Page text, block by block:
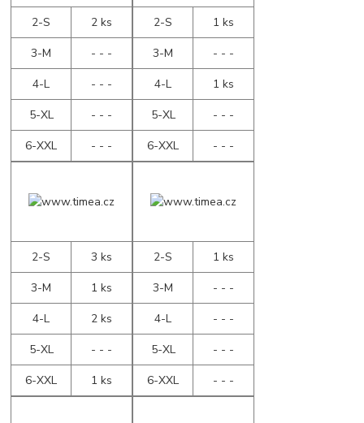
2-S
2 ks
3-M
- - -
4-L
- - -
5-XL
- - -
6-XXL
- - -
2-S
1 ks
3-M
- - -
4-L
1 ks
5-XL
- - -
6-XXL
- - -
2-S
3 ks
3-M
1 ks
4-L
2 ks
5-XL
- - -
6-XXL
1 ks
2-S
1 ks
3-M
- - -
4-L
- - -
5-XL
- - -
6-XXL
- - -